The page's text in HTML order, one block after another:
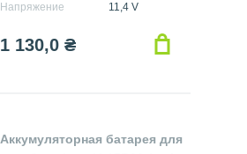
Напряжение
11,4 V
1 130,0 ₴
Аккумуляторная батарея для